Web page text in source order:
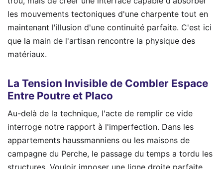
les mouvements tectoniques d'une charpente tout en
maintenant l'illusion d'une continuité parfaite. C'est ici
que la main de l'artisan rencontre la physique des
matériaux.
La Tension Invisible de Combler Espace
Entre Poutre et Placo
Au-delà de la technique, l'acte de remplir ce vide
interroge notre rapport à l'imperfection. Dans les
appartements haussmanniens ou les maisons de
campagne du Perche, le passage du temps a tordu les
structures. Vouloir imposer une ligne droite parfaite